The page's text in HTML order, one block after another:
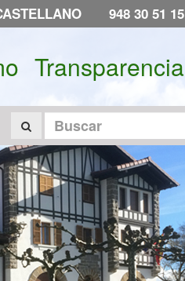
948 30 51 15
Transparencia